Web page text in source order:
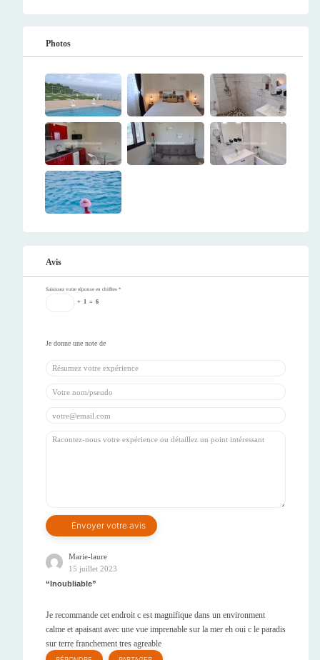
Photos
Avis
Saisissez votre réponse en chiffres *
+ 1 = 6
Marie-laure
15 juillet 2023
Inoubliable
Je recommande cet endroit c est magnifique dans un environment
calme et apaisant avec une vue imprenable sur la mer eh oui c le paradis
sur terre franchement tres agreable